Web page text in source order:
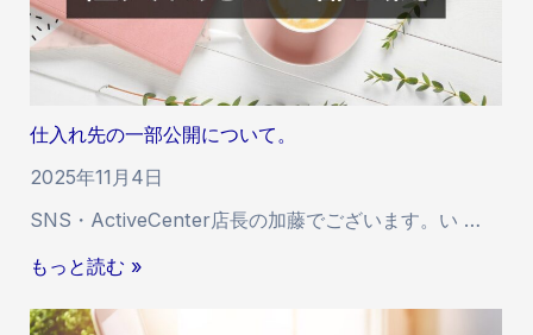
す
る
お
ら
せ
の
規
制
関
す
る
お
ら
ー
の
永
的
な
証
で
き
仕入れ先の一部公開について。
2025年11月4日
SNS・ActiveCenter店長の加藤でございます。い …
仕
れ
もっと読む »